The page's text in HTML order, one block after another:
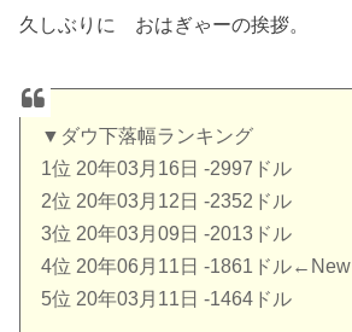
久しぶりに おはぎゃーの挨拶。
▼ダウ下落幅ランキング
1位 20年03月16日 -2997ドル
2位 20年03月12日 -2352ドル
3位 20年03月09日 -2013ドル
4位 20年06月11日 -1861ドル←New
5位 20年03月11日 -1464ドル